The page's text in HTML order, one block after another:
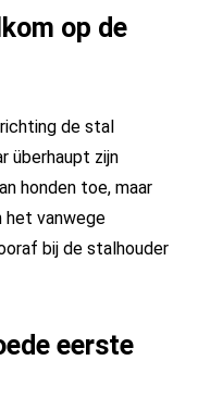
op de
de stal
überhaupt zijn
honden toe, maar
het vanwege
bij de stalhouder
eerste